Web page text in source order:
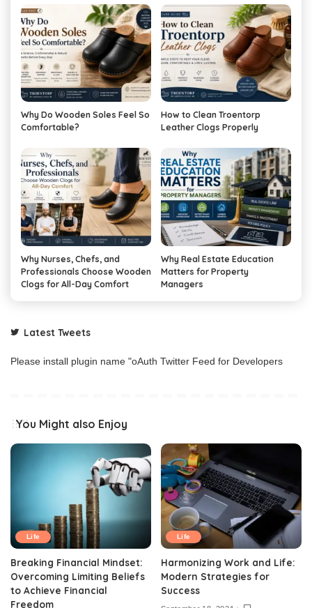
Why Do Wooden Soles Feel So
Comfortable?
How to Clean Troentorp
Leather Clogs Properly
Why Nurses, Chefs, and
Professionals Choose Wooden
Clogs for All-Day Comfort
Why Real Estate Education
Matters for Property
Managers
Latest Tweets
Please install plugin name "oAuth Twitter Feed for Developers
You Might also Enjoy
Life
Breaking Financial Mindset:
Overcoming Limiting Beliefs
to Achieve Financial
Freedom
Life
Harmonizing Work and Life:
Modern Strategies for
Success